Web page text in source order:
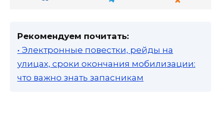
Рекомендуем почитать:
• Электронные повестки, рейды на
улицах, сроки окончания мобилизации:
что важно знать запасникам